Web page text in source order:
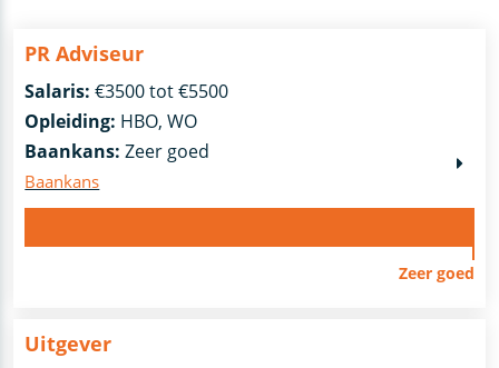
PR Adviseur
Salaris: €3500 tot €5500
Opleiding: HBO, WO
Baankans: Zeer goed
Baankans
Zeer goed
Uitgever